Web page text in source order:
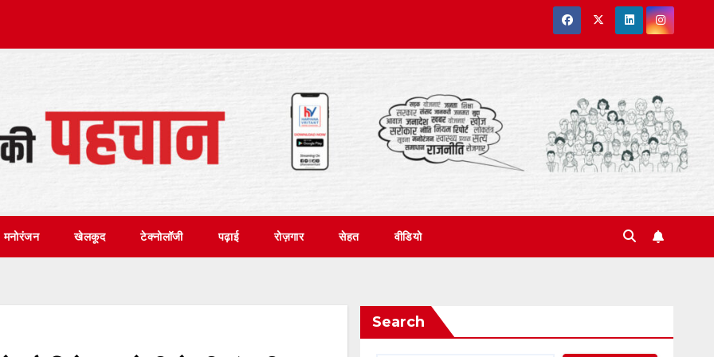
मनोरंजन खेलकूद टेक्नोलॉजी पढ़ाई रोज़गार सेहत वीडियो
Search